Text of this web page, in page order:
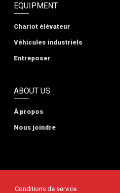
EQUIPMENT
Chariot élévateur
Véhicules industriels
Entreposer
ABOUT US
À propos
Nous joindre
Conditions de service